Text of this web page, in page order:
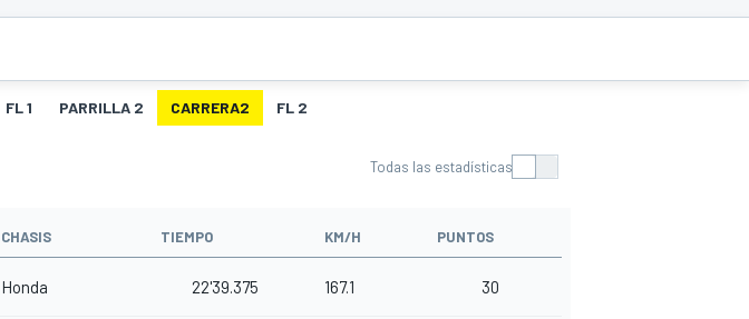
FL 1 PARRILLA 2 CARRERA2 FL 2
Todas las estadísticas
CHASIS TIEMPO KM/H PUNTOS
Honda 22'39.375 167.1 30